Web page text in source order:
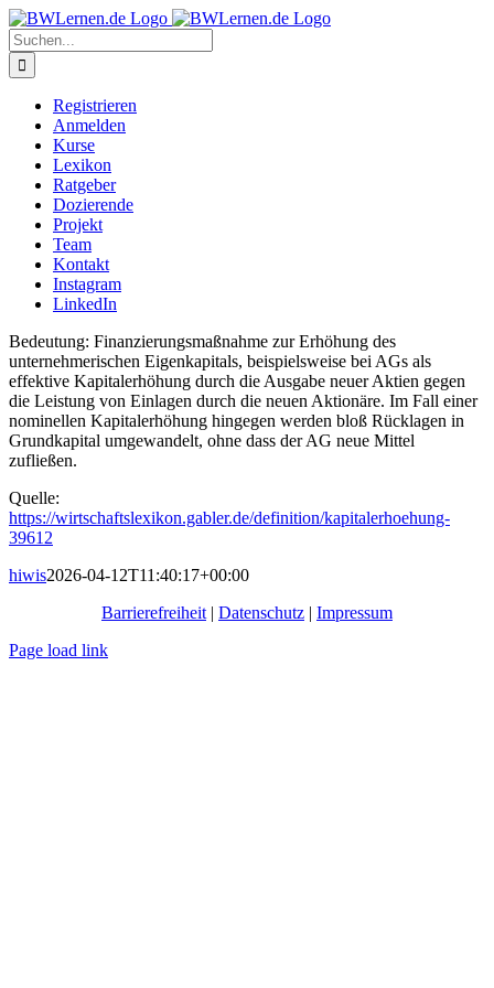
Zum
Inhalt
springen
Suche
nach:
Registrieren
Anmelden
Kurse
Lexikon
Ratgeber
Dozierende
Projekt
Team
Kontakt
Instagram
LinkedIn
Bedeutung: Finanzierungsmaßnahme zur Erhöhung des
unternehmerischen Eigenkapitals, bei­spiels­weise bei AGs als
effektive Kapitalerhöhung durch die Ausgabe neuer Aktien gegen
die Leistung von Einlagen durch die neuen Aktionäre. Im Fall einer
nominellen Kapital­erhöhung hingegen werden bloß Rücklagen in
Grundkapital umgewandelt, ohne dass der AG neue Mittel
zufließen.
Quelle:
https://wirtschaftslexikon.gabler.de/definition/kapitalerhoehung-
39612
hiwis2026-04-12T11:40:17+00:00
Barrierefreiheit | Datenschutz | Impressum
Page load link